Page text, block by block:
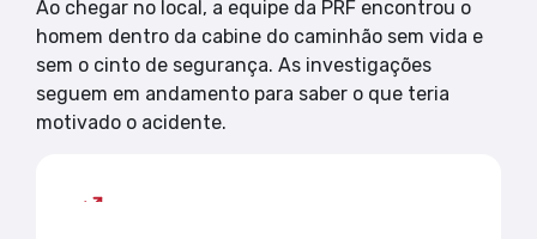
Ao chegar no local, a equipe da PRF encontrou o
homem dentro da cabine do caminhão sem vida e
sem o cinto de segurança. As investigações
seguem em andamento para saber o que teria
motivado o acidente.